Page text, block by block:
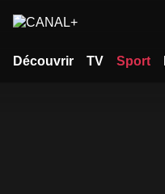
Découvrir TV Sport